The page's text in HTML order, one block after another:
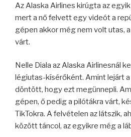
Az Alaska Airlines kirúgta az
mert a nő felvett egy videót a
gépen akkor még nem volt utas,
várt.
Nelle Diala az Alaska Airlinesnál
légiutas-kísérőként. Amint lejárt
döntött, hogy ezt megünnepli.
gépen, ő pedig a pilótákra várt,
TikTokra. A felvételen az látszik,
között táncol, az egyikre még a